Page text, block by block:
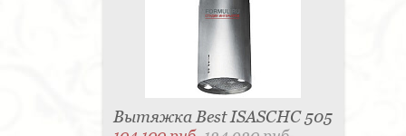
Вытяжка Best ISASCHC 505